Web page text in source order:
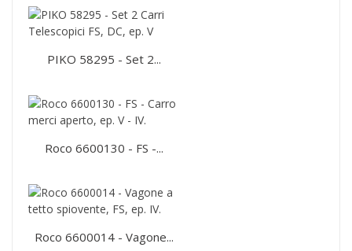
PIKO 58295 - Set 2...
Roco 6600130 - FS -...
Roco 6600014 - Vagone...